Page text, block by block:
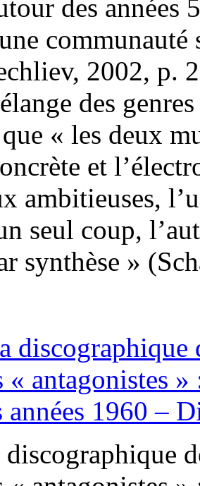
des années
2002, p.
des
« les deux
et
ambitieuses,
seul coup,
synthèse »
discographique